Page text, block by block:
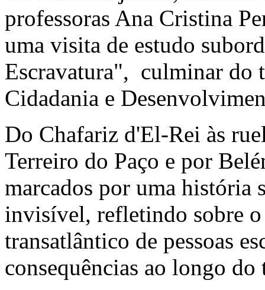
professoras Ana Cristina
uma visita de estudo
Escravatura", culminar do
Cidadania e
Do Chafariz d'El-Rei às
Terreiro do Paço e por
marcados por uma história
invisível, refletindo sobre
transatlântico de pessoas
consequências ao longo do